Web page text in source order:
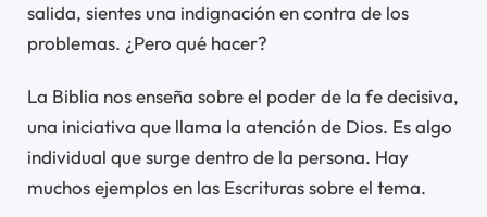
salida, sientes una indignación en contra de los
problemas. ¿Pero qué hacer?
La Biblia nos enseña sobre el poder de la fe decisiva,
una iniciativa que llama la atención de Dios. Es algo
individual que surge dentro de la persona. Hay
muchos ejemplos en las Escrituras sobre el tema.